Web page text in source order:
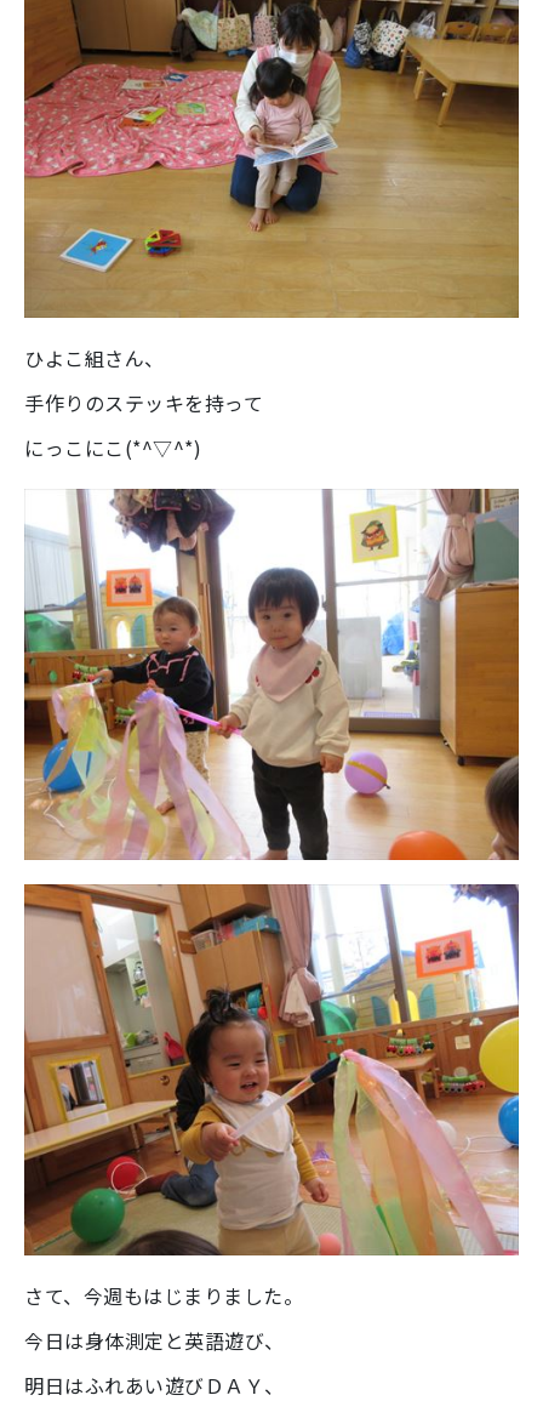
ひよこ組さん、
手作りのステッキを持って
にっこにこ(*^▽^*)
さて、今週もはじまりました。
今日は身体測定と英語遊び、
明日はふれあい遊びＤＡＹ、